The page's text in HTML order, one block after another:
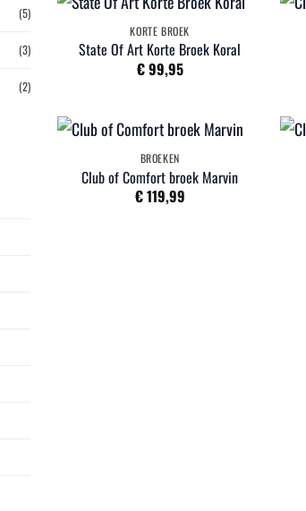
(5)
(3)
(2)
KORTE BROEK
State Of Art Korte Broek Koral
€99,95
BROEKEN
Club of Comfort broek Marvin
€119,99